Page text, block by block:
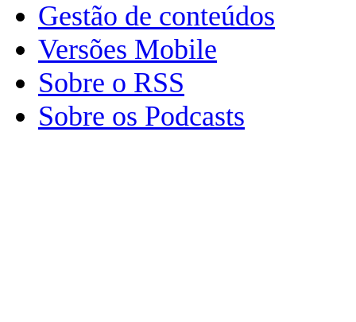
Gestão de conteúdos
Versões Mobile
Sobre o RSS
Sobre os Podcasts